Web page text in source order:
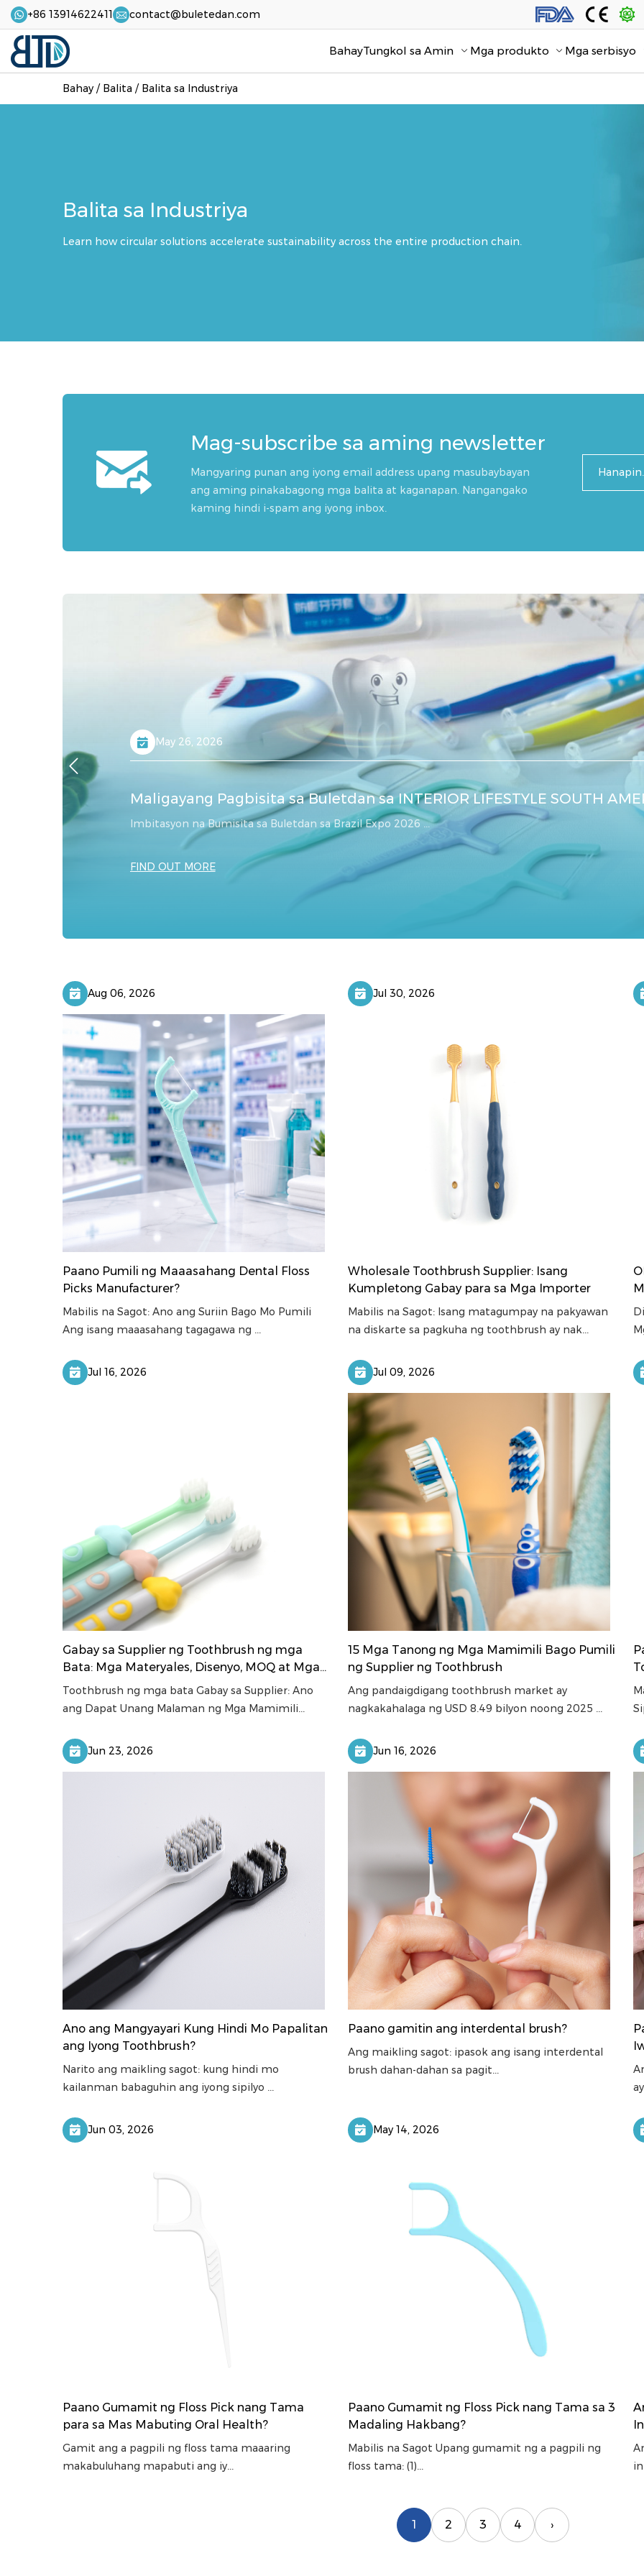
+86 13914622411 contact@buletedan.com
BahayTungkol sa Amin Mga produkto Mga serbisyo
Bahay / Balita / Balita sa Industriya
Balita sa Industriya
Learn how circular solutions accelerate sustainability across the entire production chain.
Mag-subscribe sa aming newsletter
Mangyaring punan ang iyong email address upang masubaybayan
ang aming pinakabagong mga balita at kaganapan. Nangangako
kaming hindi i-spam ang iyong inbox.
May 26, 2026
Maligayang Pagbisita sa Buletdan sa INTERIOR LIFESTYLE SOUTH
Imbitasyon na Bumisita sa Buletdan sa Brazil Expo 2026 ...
FIND OUT MORE
Aug 06, 2026
Paano Pumili ng Maaasahang Dental Floss
Picks Manufacturer?
Mabilis na Sagot: Ano ang Suriin Bago Mo Pumili
Ang isang maaasahang tagagawa ng ...
Jul 30, 2026
Wholesale Toothbrush Supplier: Isang
Kumpletong Gabay para sa Mga Importer
Mabilis na Sagot: Isang matagumpay na pakyawan
na diskarte sa pagkuha ng toothbrush ay nak...
Jul 16, 2026
Gabay sa Supplier ng Toothbrush ng mga
Bata: Mga Materyales, Disenyo, MOQ at Mga
Pamantayan sa Kalidad
Toothbrush ng mga bata Gabay sa Supplier: Ano
ang Dapat Unang Malaman ng Mga Mamimili...
Jul 09, 2026
15 Mga Tanong ng Mga Mamimili Bago Pumili
ng Supplier ng Toothbrush
Ang pandaigdigang toothbrush market ay
nagkakahalaga ng USD 8.49 bilyon noong 2025 ...
Jun 23, 2026
Ano ang Mangyayari Kung Hindi Mo Papalitan
ang Iyong Toothbrush?
Narito ang maikling sagot: kung hindi mo
kailanman babaguhin ang iyong sipilyo ...
Jun 16, 2026
Paano gamitin ang interdental brush?
Ang maikling sagot: ipasok ang isang interdental
brush dahan-dahan sa pagit...
Jun 03, 2026
Paano Gumamit ng Floss Pick nang Tama
para sa Mas Mabuting Oral Health?
Gamit ang a pagpili ng floss tama maaaring
makabuluhang mapabuti ang iy...
May 14, 2026
Paano Gumamit ng Floss Pick nang Tama sa 3
Madaling Hakbang?
Mabilis na Sagot Upang gumamit ng a pagpili ng
floss tama: (1)...
1 2 3 4 ›